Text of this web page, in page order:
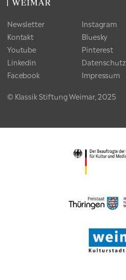
Newsletter
Kontakt
Youtube
Linkedin
Facebook
Instagram
Bluesky
Pinterest
Datenschutz
Impressum
© Klassik Stiftung Weimar, 2025